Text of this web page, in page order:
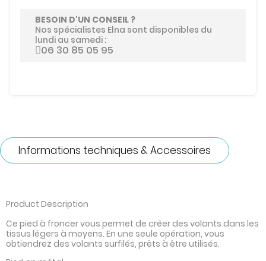
BESOIN D'UN CONSEIL ?
Nos spécialistes Elna sont disponibles du
lundi au samedi :
06 30 85 05 95
Informations techniques & Accessoires
Product Description
Ce pied à froncer vous permet de créer des volants dans les
tissus légers à moyens. En une seule opération, vous
obtiendrez des volants surfilés, prêts à être utilisés.